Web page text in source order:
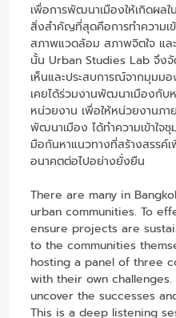
เพื่อการพัฒนาเมืองให้เกิดผล
สิ่งสำคัญที่สุดคือการทำความเ
สภาพแวดล้อม สภาพจิตใจ แ
นั้น Urban Studies Lab จึงจั
เห็นและประสบการณ์จากมุม
เคยได้ร่วมงานพัฒนาเมืองกั
หน่วยงาน เพื่อให้หน่วยงานภ
พัฒนาเมือง ได้ทำความเข้าใจ
มือกันหาแนวทางที่สร้างสรรค์
อนาคตต่อไปอย่างยั่งยืน
There are many in
urban communities. To
ensure projects are
to the communities
hosting a panel of three
with their own
uncover the successes
This is a deep listening